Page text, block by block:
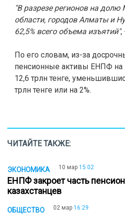
"В разрезе регионов на долю
области, городов Алматы и
62,5% всего объема изъятий",
По его словам, из-за
пенсионные активы ЕНПФ на
12,6 трлн тенге,
трлн тенге или на 2%.
ЧИТАЙТЕ ТАКЖЕ:
ЭКОНОМИКА 10 мар 15:02
ЕНПФ закроет часть
казахстанцев
ОБЩЕСТВО 02 мар 16:29